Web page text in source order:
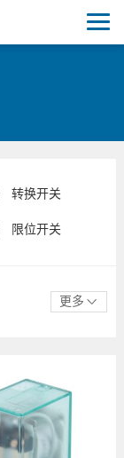
转换开关
限位开关
更多